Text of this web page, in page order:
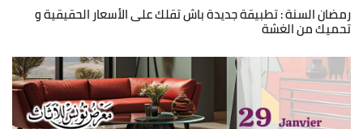
رمضان السنة : تطبيقة جديدة باش تقلك على الأسعار الحقيقية و
تحميك من الغشة